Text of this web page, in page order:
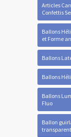
Articles
Confettis
Ballons
et Forme
Ballons
Ballons
Ballons
Fluo
Ballon
transparent